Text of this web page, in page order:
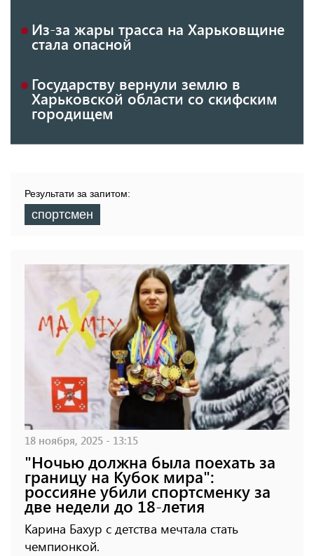
Из-за жары трасса на Харьковщине
стала опасной
Государству вернули землю в
Харьковской области со скифским
городищем
Результати за запитом:
спортсмен
18 ноября, 2025 - 13:15
"Ночью должна была поехать за
границу на Кубок мира":
россияне убили спортсменку за
две недели до 18-летия
Карина Бахур с детства мечтала стать
чемпионкой.